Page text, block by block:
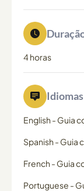
4 horas
Idiomas
English - Guia
Spanish - Guia
French - Guia
Portuguese -